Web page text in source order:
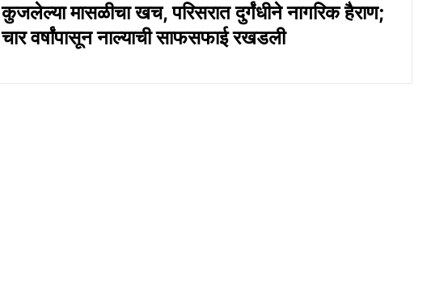
कुजलेल्या मासळीचा खच, परिसरात दुर्गंधीने नागरिक हैराण;
चार वर्षांपासून नाल्याची साफसफाई रखडली